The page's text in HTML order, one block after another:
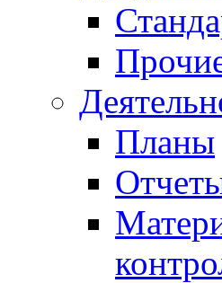
Планы